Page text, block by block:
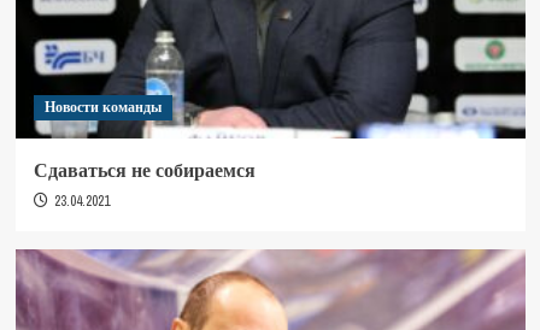
Новости команды
Сдаваться не собираемся
23.04.2021